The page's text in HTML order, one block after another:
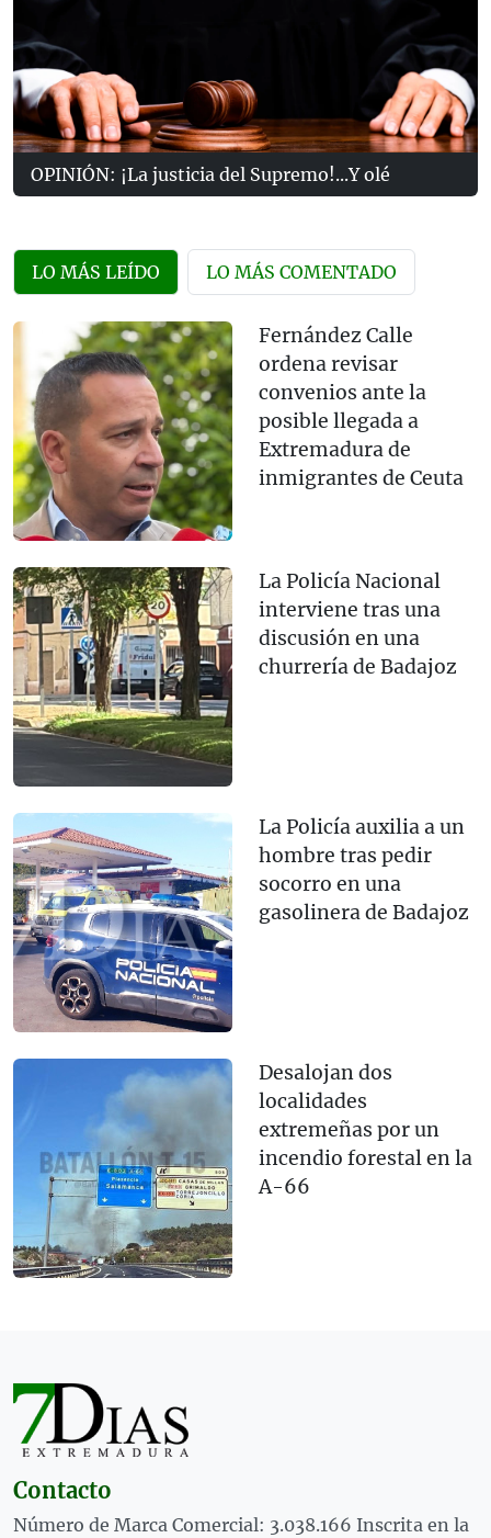
OPINIÓN: ¡La justicia del Supremo!...Y olé
LO MÁS LEÍDO LO MÁS COMENTADO
Fernández Calle
ordena revisar
convenios ante la
posible llegada a
Extremadura de
inmigrantes de Ceuta
La Policía Nacional
interviene tras una
discusión en una
churrería de Badajoz
La Policía auxilia a un
hombre tras pedir
socorro en una
gasolinera de Badajoz
Desalojan dos
localidades
extremeñas por un
incendio forestal en la
A-66
Contacto
Número de Marca Comercial: 3.038.166 Inscrita en la